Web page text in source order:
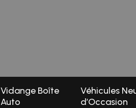
Vidange Boîte
Auto
Véhicules
d’Occasion